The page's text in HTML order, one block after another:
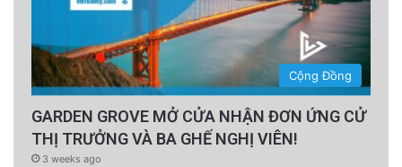
Cộng Đồng
GARDEN GROVE MỞ CỬA NHẬN ĐƠN ỨNG CỬ
THỊ TRƯỞNG VÀ BA GHẾ NGHỊ VIÊN!
3 weeks ago